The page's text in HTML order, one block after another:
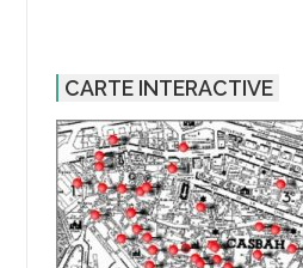
CARTE INTERACTIVE